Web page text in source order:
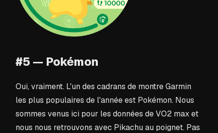
#5 — Pokémon
Oui, vraiment. L'un des cadrans de montre Garmin
les plus populaires de l'année est Pokémon. Nous
sommes venus ici pour les données de VO2 max et
nous nous retrouvons avec Pikachu au poignet. Pas